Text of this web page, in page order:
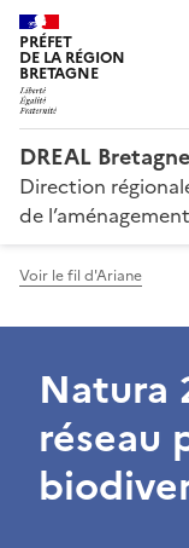
PRÉFET
DE LA RÉGION
BRETAGNE
DREAL Bretagne
Direction
de
Voir le fil d'Ariane
Natura
réseau